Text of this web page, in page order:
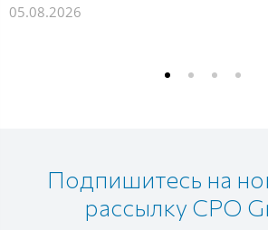
05.08.2026
Подпишитесь на
рассылку CPO